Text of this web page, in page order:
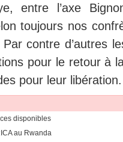
entre l’axe
toujours nos
contre d’autres
pour le retour à
pour leur
disponibles
au Rwanda